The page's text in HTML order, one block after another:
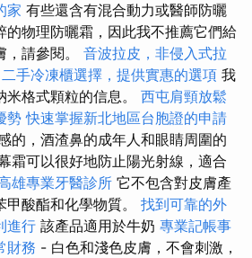
家 有些還含有混合動力或醫師防曬
的物理防曬霜，因此我不推薦它們給
請參閱。 音波拉皮，非侵入式拉
二手冷凍櫃選擇，提供實惠的選項 我
格式顆粒的信息。 西屯肩頸放鬆
勢 快速掌握新北地區台胞證的申請
的，酒渣鼻的成年人和眼睛周圍的
霜可以很好地防止陽光射線，適合
雄專業牙醫診所 它不包含對皮膚產
酸酯和化學物質。 找到可靠的外
進行 該產品適用於牛奶 專業記帳事
財務 - 白色和淺色皮膚，不會刺激，